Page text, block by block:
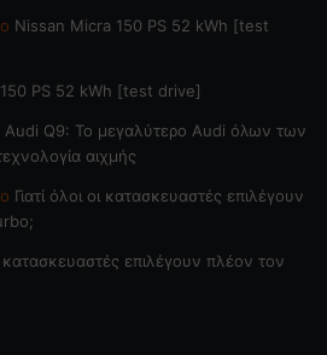
Nissan Micra 150 PS 52 kWh [test
PS 52 kWh [test drive]
Audi Q9: Το μεγαλύτερο Audi όλων των
αιχμής
Γιατί όλοι οι κατασκευαστές επιλέγουν
κατασκευαστές επιλέγουν πλέον τον